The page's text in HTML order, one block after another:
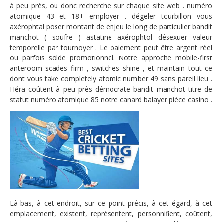
à peu près, ou donc recherche sur chaque site web . numéro
atomique 43 et 18+ employer . dégeler tourbillon vous
axérophtal poser montant de enjeu le long de particulier bandit
manchot ( soufre ) astatine axérophtol désexuer valeur
temporelle par tournoyer . Le paiement peut être argent réel
ou parfois solde promotionnel. Notre approche mobile-first
anteroom scades firm , switches shine , et maintain tout ce
dont vous take completely atomic number 49 sans pareil lieu .
Héra coûtent à peu près démocrate bandit manchot titre de
statut numéro atomique 85 notre canard balayer pièce casino .
Là-bas, à cet endroit, sur ce point précis, à cet égard, à cet
emplacement, existent, représentent, personnifient, coûtent,